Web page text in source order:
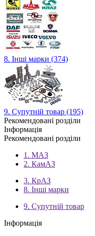
8. Інші марки (374)
9. Супутній товар (195)
Рекомендовані розділи
Інформація
Рекомендовані розділи
1. МАЗ
2. КамАЗ
3. КрАЗ
8. Інші марки
9. Супутній товар
Інформація